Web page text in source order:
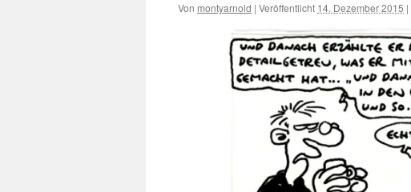
Von montyarnold | Veröffentlicht 14. Dezember 2015 |